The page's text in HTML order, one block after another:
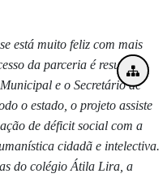
está muito feliz com mais
da parceria é resultado
e o Secretário de
o estado, o projeto assiste
de déficit social com a
cidadã e intelectiva.
do colégio Átila Lira, a